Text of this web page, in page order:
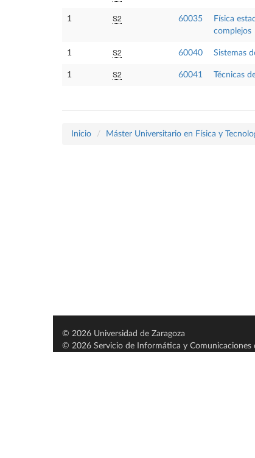
1 S2 60035
Física
complejos
1 S2 60040 Sistemas
1 S2 60041 Técnicas
Inicio Máster Universitario en Física y
© 2026 Universidad de Zaragoza
© 2026 Servicio de Informática y Comunicaciones